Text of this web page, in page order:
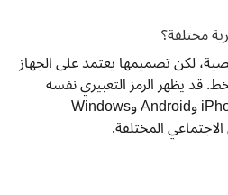
مختلفة؟
لكن تصميمها يعتمد على الجهاز
قد يظهر الرمز التعبيري نفسه
بشكل مختلف قليلًا على iPhone وAndroid وWindows